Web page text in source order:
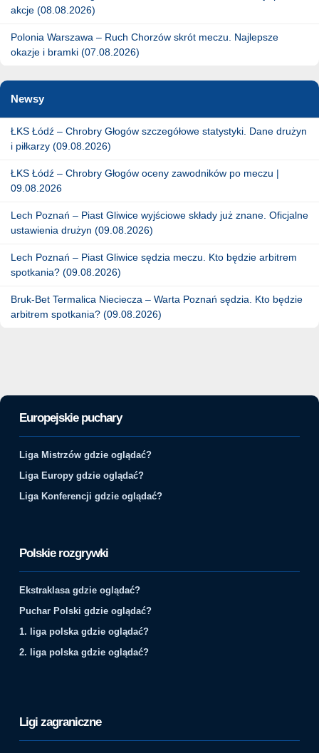
akcje (08.08.2026)
Polonia Warszawa – Ruch Chorzów skrót meczu. Najlepsze
okazje i bramki (07.08.2026)
Newsy
ŁKS Łódź – Chrobry Głogów szczegółowe statystyki. Dane drużyn
i piłkarzy (09.08.2026)
ŁKS Łódź – Chrobry Głogów oceny zawodników po meczu |
09.08.2026
Lech Poznań – Piast Gliwice wyjściowe składy już znane. Oficjalne
ustawienia drużyn (09.08.2026)
Lech Poznań – Piast Gliwice sędzia meczu. Kto będzie arbitrem
spotkania? (09.08.2026)
Bruk-Bet Termalica Nieciecza – Warta Poznań sędzia. Kto będzie
arbitrem spotkania? (09.08.2026)
Europejskie puchary
Liga Mistrzów gdzie oglądać?
Liga Europy gdzie oglądać?
Liga Konferencji gdzie oglądać?
Polskie rozgrywki
Ekstraklasa gdzie oglądać?
Puchar Polski gdzie oglądać?
1. liga polska gdzie oglądać?
2. liga polska gdzie oglądać?
Ligi zagraniczne